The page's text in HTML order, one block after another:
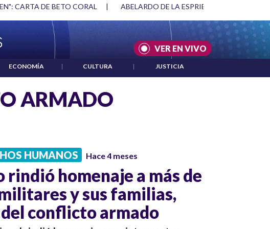
CARTA DE BETO CORAL | ABELARDO DE LA ESPRIELLA Y DMG
VER EN VIVO
ECONOMÍA | CULTURA | JUSTICIA
ARMADO
HUMANOS Hace 4 meses
rindió homenaje a más de
y sus familias,
conflicto armado